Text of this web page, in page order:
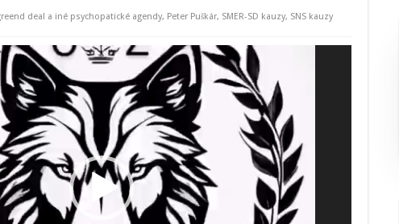
deal a iné psychopatické agendy, Peter Puškár, SMER-SD kauzy, SNS kauzy